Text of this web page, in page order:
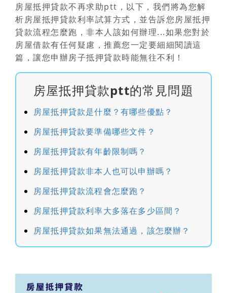
房屋抵押貸款不再求助ptt，以下，我們將為您解
析房屋抵押貸款利率試算方式 ，並告訴您房屋抵押
貸款流程怎麼跑 ，非本人該如何辦理...如果您對於
房屋借款有任何疑慮，推薦您一定要細細閱讀這
篇，讓您申辦房子抵押貸款時能無往不利！
房屋抵押貸款ptt的常見問題
房屋抵押貸款是什麼？有哪些優點？
房屋抵押貸款要準備哪些文件？
房屋抵押貸款有年齡限制嗎？
房屋抵押貸款非本人也可以申辦嗎？
房屋抵押貸款流程會怎麼跑？
房屋抵押貸款利率大多落在多少區間？
房屋抵押貸款如果無法通過，該怎麼辦？